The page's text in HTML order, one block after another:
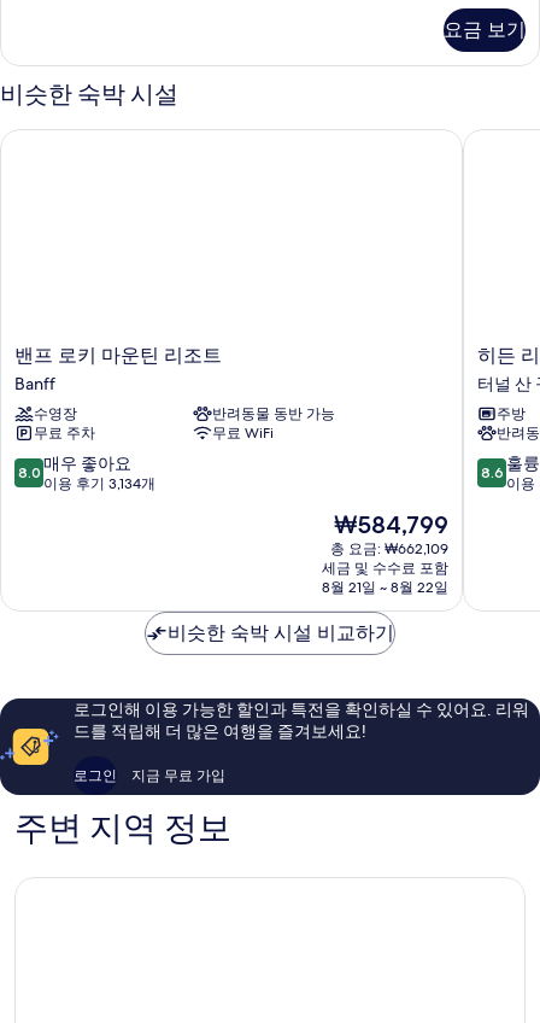
보
기
기
(Loft
3
Queen)
사
도,
침
실
개
요금 보기
비슷한 숙박 시설
밴
프
로
키
마
운
틴
밴프 로키 마운틴 리조트
Banff
수영장
반려동물 동반 가능
무료 주차
무료 WiFi
10
점
매
요,
용
후
개
8.0 매우 좋아요
이용 후기 3,134개
현
재
요
금
₩584,799
₩584,799
총 요금: ₩662,109
세금 및 수수료 포함
8월 21일 ~ 8월 22일
밴프 로키 마운틴 리조트
히
든
리
지
리
조
트
히든
터널 산
주방
반려
10
점
훌
이
용
8.6 훌
이용
히든 리
비슷한 숙박 시설 비교하기
로그인해 이용 가능한 할인과 특전을 확인하실 수 있어요. 리워
드를 적립해 더 많은 여행을 즐겨보세요!
로그인 지금 무료 가입
주변 지역 정보